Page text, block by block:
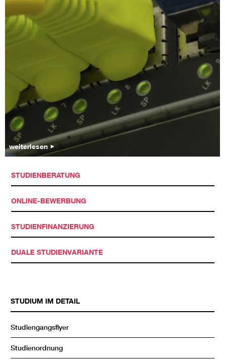
weiterlesen
STUDIENBERATUNG
ONLINE-BEWERBUNG
STUDIENFINANZIERUNG
DUALE STUDIENVARIANTE
STUDIUM IM DETAIL
Studiengangsflyer
Studienordnung